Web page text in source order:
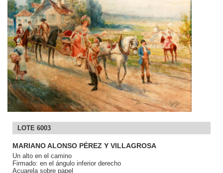
LOTE 6003
MARIANO ALONSO PÉREZ Y VILLAGROSA
Un alto en el camino
Firmado: en el ángulo inferior derecho
Acuarela sobre papel